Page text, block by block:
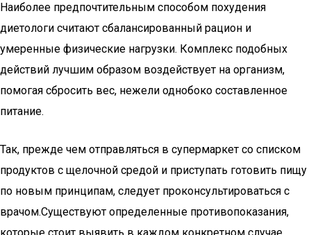
Наиболее предпочтительным способом похудения
диетологи считают сбалансированный рацион и
умеренные физические нагрузки. Комплекс подобных
действий лучшим образом воздействует на организм,
помогая сбросить вес, нежели однобоко составленное
питание.
Так, прежде чем отправляться в супермаркет со списком
продуктов с щелочной средой и приступать готовить пищу
по новым принципам, следует проконсультироваться с
врачом.Существуют определенные противопоказания,